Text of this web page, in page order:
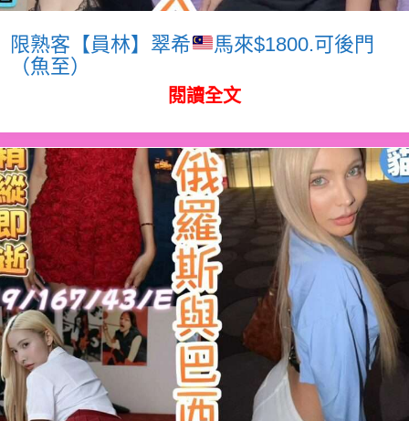
限熟客【員林】翠希
馬來$1800.可後門
（魚至）
閱讀全文